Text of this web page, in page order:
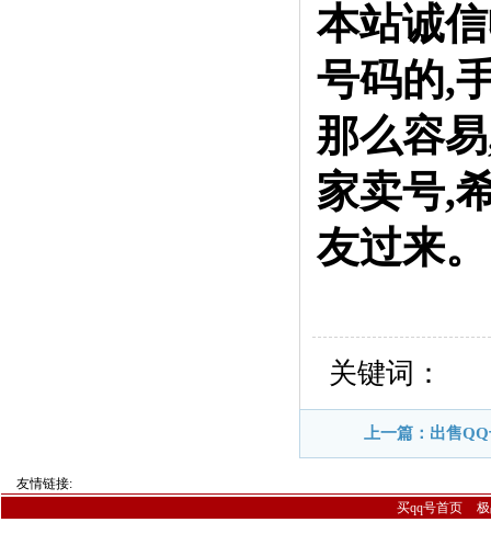
本站诚
号码的,
那么容
家卖号,
友过来。
关键词：
上一篇：出售
友情链接:
买qq号首页